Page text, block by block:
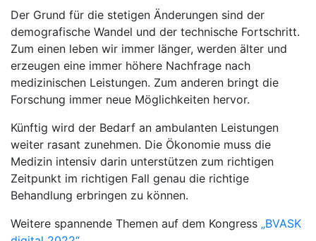
Der Grund für die stetigen Änderungen sind der
demografische Wandel und der technische Fortschritt.
Zum einen leben wir immer länger, werden älter und
erzeugen eine immer höhere Nachfrage nach
medizinischen Leistungen. Zum anderen bringt die
Forschung immer neue Möglichkeiten hervor.
Künftig wird der Bedarf an ambulanten Leistungen
weiter rasant zunehmen. Die Ökonomie muss die
Medizin intensiv darin unterstützen zum richtigen
Zeitpunkt im richtigen Fall genau die richtige
Behandlung erbringen zu können.
Weitere spannende Themen auf dem Kongress „BVASK